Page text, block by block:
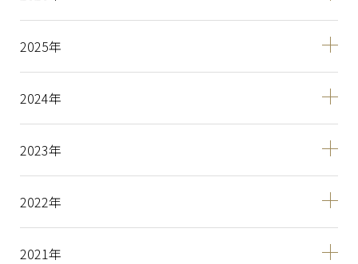
2025
2024
2023
2022
2021